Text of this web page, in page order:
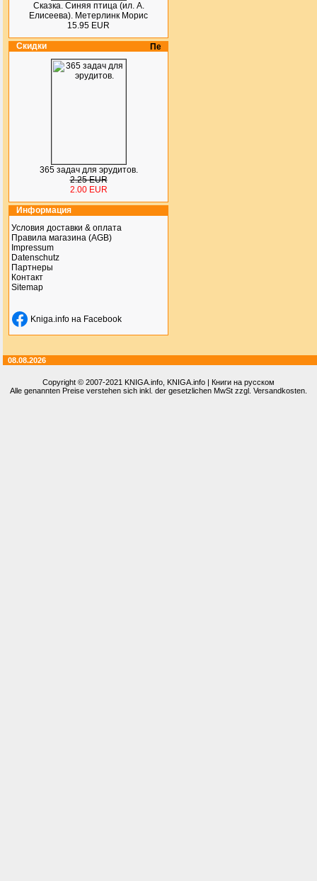
Сказка. Синяя птица (ил. А.
Елисеева). Метерлинк Морис
15.95 EUR
Скидки
365 задач для эрудитов.
2.25 EUR
2.00 EUR
Информация
Условия доставки & оплата
Правила магазина (AGB)
Impressum
Datenschutz
Партнеры
Контакт
Sitemap
Kniga.info на Facebook
08.08.2026
Copyright © 2007-2021 KNIGA.info , KNIGA.info | Книги на русском
Alle genannten Preise verstehen sich inkl. der gesetzlichen MwSt zzgl. Versandkosten.